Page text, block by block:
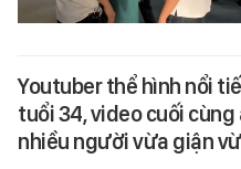
Youtuber thể hình nổi
tuổi 34, video cuối
nhiều người vừa giận